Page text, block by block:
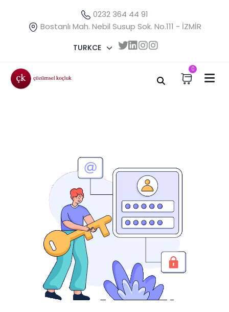
0232 364 44 91
Bostanlı Mah. Nebil Susup Sok. No.111 - İZMİR
TURKCE
0